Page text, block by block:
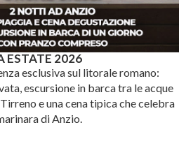
ESTATE 2026
esclusiva sul litorale romano:
escursione in barca tra le acque
e una cena tipica che celebra
di Anzio.